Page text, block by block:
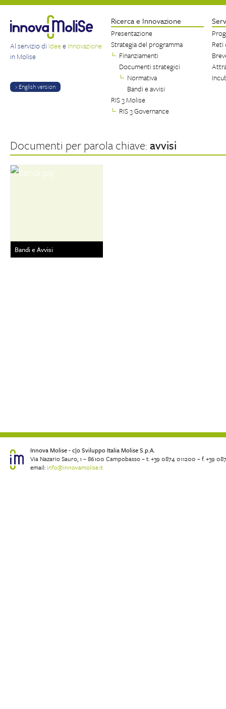
Al servizio di Ideee Innovazione
in Molise
› English version
Ricerca e Innovazione
Presentazione
Strategia del programma
Finanziamenti
Documenti strategici
Normativa
Bandi e avvisi
RIS 3 Molise
RIS 3 Governance
Reti
Documenti per parola chiave:avvisi
Bandi e Avvisi
Innova Molise - c|o Sviluppo Italia Molise S.p.A.
Via Nazario Sauro, 1 – 86100 Campobasso – t. +39 0874 011200 – f. +39
email: info@innovamolise.it